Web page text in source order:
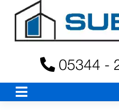
05344 -